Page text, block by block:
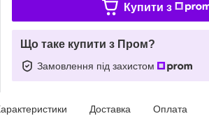
Купити з
Що таке купити з Пром?
Замовлення під захистом
Доставка Оплата